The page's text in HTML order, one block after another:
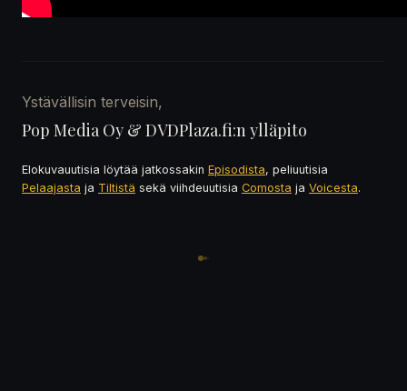
Ystävällisin terveisin,
Pop Media Oy & DVDPlaza.fi:n ylläpito
Elokuvauutisia löytää jatkossakin Episodista, peliuutisia
Pelaajasta ja Tiltistä sekä viihdeuutisia Comosta ja Voicesta.